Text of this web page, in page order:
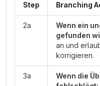
Step Branching
2a
Wenn ein
gefunden
an und
korrigieren.
3a
Wenn die